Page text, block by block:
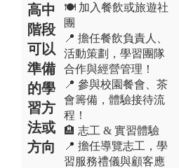
高中
階段
可以
準備
的學
習方
法或
方向
🍽️ 加入餐飲或旅遊社
團
📍 擔任餐飲負責人、
活動策劃，學習團隊
合作與經營管理！
📍 參與校園餐會、茶
會籌備，體驗接待流
程！
🏨 志工 & 實習體驗
📍 擔任導覽志工，學
習服務禮儀與顧客應